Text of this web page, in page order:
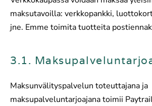
maksutavoilla: verkkopankki,
jne. Emme toimita tuotteita
3.1.
Maksunvälityspalvelun toteuttajana ja
maksupalveluntarjoajana toimii